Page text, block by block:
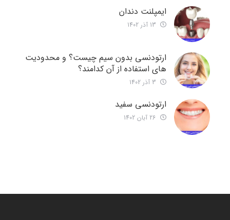
ایمپلنت دندان
ارتودنسی بدون سیم چیست؟ و محدودیت
های استفاده از آن کدامند؟
ارتودنسی سفید